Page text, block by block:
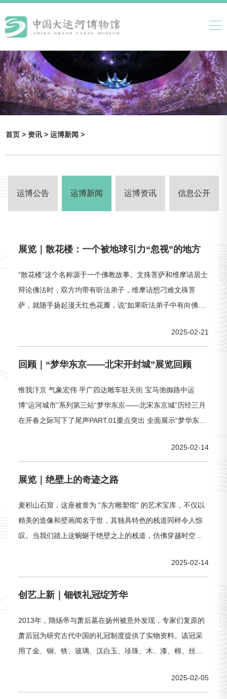
首页 >资讯 >运博新闻 >
运博公告 运博新闻 运博资讯 信息公开
展览｜散花楼：一个被地球引力“忽视”的地方
“散花楼”这个名称源于一个佛教故事。文殊菩萨和维摩诘居士
辩论佛法时，双方均带有听法弟子，维摩诘想刁难文殊菩
萨，就随手扬起漫天红色花瓣，说“如果听法弟子中有向佛之
菩萨所带弟子中试出几个凡心未尽之人，但撒落的花瓣纷纷
有听法弟子都诚心向佛。在这里，地球引力好像失去了它的
2025-02-21
回顾｜“梦华东京——北宋开封城”展览回顾
惟我汴京 气象宏伟 平广四达雕车驻天街 宝马弛御路中运
博“运河城市”系列第三站“梦华东京——北宋东京城”历经三月
在开春之际写下了尾声PART.01重点突出 全面展示“梦华东京
宋精品文物（一级文物36件），通过“会通”“天街”“风流”三部
家梦入东京，一睹千年前北宋开封城的容貌与风
2025-02-14
展览｜绝壁上的奇迹之路
麦积山石窟，这座被誉为 “东方雕塑馆” 的艺术宝库，不仅以
精美的造像和壁画闻名于世，其独具特色的栈道同样令人惊
叹。当我们踏上这蜿蜒于绝壁之上的栈道，仿佛穿越时空，
到的就是连接各个洞窟、供人行走的栈道。它沿着陡峭的崖
行走其间，一侧是千仞绝壁，岩石纹理仿佛岁月的皱纹，记
2025-02-14
创艺上新｜钿钗礼冠绽芳华
2013年，隋炀帝与萧后墓在扬州被意外发现，专家们复原的
萧后冠为研究古代中国的礼冠制度提供了实物资料。该冠采
用了金、铜、铁、玻璃、汉白玉、珍珠、木、漆、棉、丝等
金贴金、铸造、錾刻、抛光、剪裁、髹漆等12类工艺。冠上
2025-02-05